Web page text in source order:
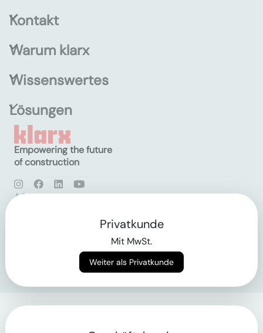
Kontakt
Warum klarx
Wissenswertes
Lösungen
Empowering the future
of construction
AGB
Privatkunde
Mit MwSt.
Weiter als Privatkunde